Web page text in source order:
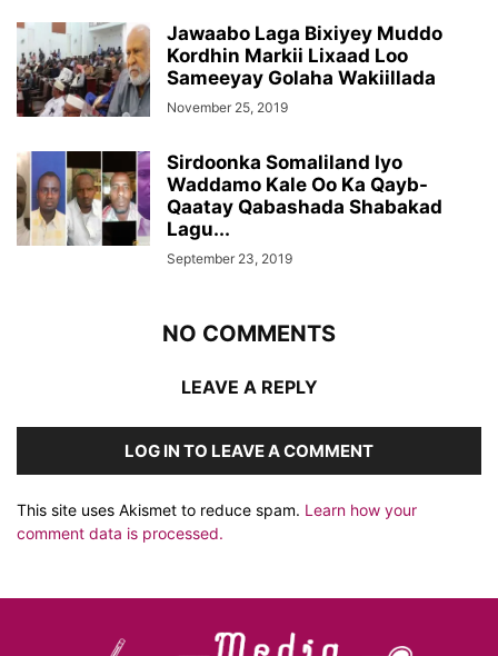
Jawaabo Laga Bixiyey Muddo
Kordhin Markii Lixaad Loo
Sameeyay Golaha Wakiillada
November 25, 2019
Sirdoonka Somaliland Iyo
Waddamo Kale Oo Ka Qayb-
Qaatay Qabashada Shabakad
Lagu...
September 23, 2019
NO COMMENTS
LEAVE A REPLY
LOG IN TO LEAVE A COMMENT
This site uses Akismet to reduce spam. Learn how your
comment data is processed.